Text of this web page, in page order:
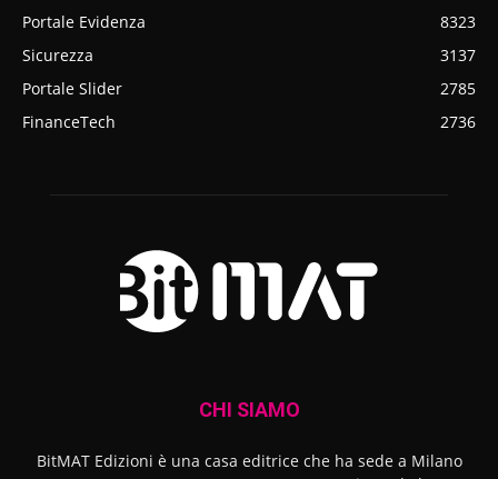
Portale Evidenza
8323
Sicurezza
3137
Portale Slider
2785
FinanceTech
2736
CHI SIAMO
BitMAT Edizioni è una casa editrice che ha sede a Milano